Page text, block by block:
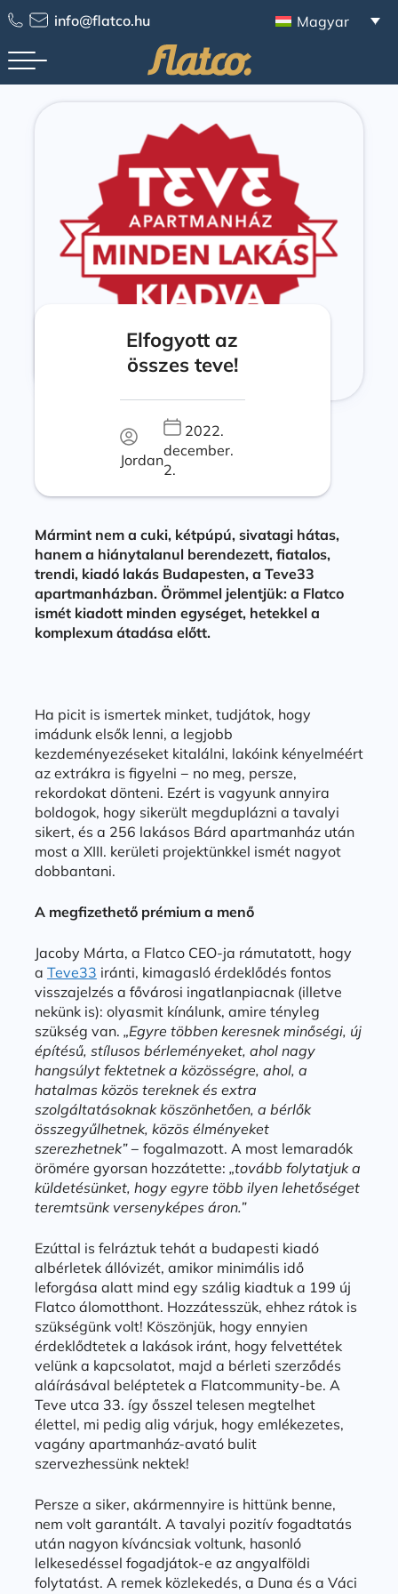
info@flatco.hu Magyar
Elfogyott az
összes teve!
Jordan
2022.
december.
2.
Mármint nem a cuki, kétpúpú, sivatagi hátas,
hanem a hiánytalanul berendezett, fiatalos,
trendi, kiadó lakás Budapesten, a Teve33
apartmanházban. Örömmel jelentjük: a Flatco
ismét kiadott minden egységet, hetekkel a
komplexum átadása előtt.
Ha picit is ismertek minket, tudjátok, hogy
imádunk elsők lenni, a legjobb
kezdeményezéseket kitalálni, lakóink kényelméért
az extrákra is figyelni − no meg, persze,
rekordokat dönteni. Ezért is vagyunk annyira
boldogok, hogy sikerült megduplázni a tavalyi
sikert, és a 256 lakásos Bárd apartmanház után
most a XIII. kerületi projektünkkel ismét nagyot
dobbantani.
A megfizethető prémium a menő
Jacoby Márta, a Flatco CEO-ja rámutatott, hogy
a Teve33 iránti, kimagasló érdeklődés fontos
visszajelzés a fővárosi ingatlanpiacnak (illetve
nekünk is): olyasmit kínálunk, amire tényleg
szükség van. „Egyre többen keresnek minőségi, új
építésű, stílusos bérleményeket, ahol nagy
hangsúlyt fektetnek a közösségre, ahol, a
hatalmas közös tereknek és extra
szolgáltatásoknak köszönhetően, a bérlők
összegyűlhetnek, közös élményeket
szerezhetnek”− fogalmazott. A most lemaradók
örömére gyorsan hozzátette: „tovább folytatjuk a
küldetésünket, hogy egyre több ilyen lehetőséget
teremtsünk versenyképes áron.”
Ezúttal is felráztuk tehát a budapesti kiadó
albérletek állóvizét, amikor minimális idő
leforgása alatt mind egy szálig kiadtuk a 199 új
Flatco álomotthont. Hozzátesszük, ehhez rátok is
szükségünk volt! Köszönjük, hogy ennyien
érdeklődtetek a lakások iránt, hogy felvettétek
velünk a kapcsolatot, majd a bérleti szerződés
aláírásával beléptetek a Flatcommunity-be. A
Teve utca 33. így ősszel telesen megtelhet
élettel, mi pedig alig várjuk, hogy emlékezetes,
vagány apartmanház-avató bulit
szervezhessünk nektek!
Persze a siker, akármennyire is hittünk benne,
nem volt garantált. A tavalyi pozitív fogadtatás
után nagyon kíváncsiak voltunk, hasonló
lelkesedéssel fogadjátok-e az angyalföldi
folytatást. A remek közlekedés, a Duna és a Váci